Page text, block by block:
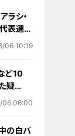
ラシ・
表選手
】
06 10:19
ど10
疑
「知り
06 06:00
の白バ